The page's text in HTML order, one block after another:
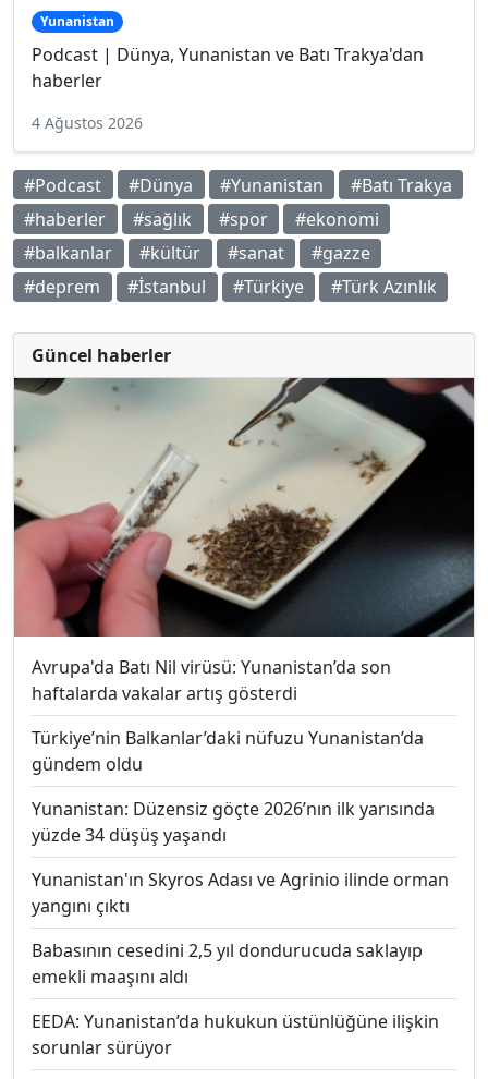
Yunanistan
Podcast | Dünya, Yunanistan ve Batı Trakya'dan
haberler
4 Ağustos 2026
#Podcast #Dünya #Yunanistan
#Batı Trakya
#haberler
#sağlık #spor
#ekonomi
#balkanlar
#kültür #sanat
#gazze
#deprem
#İstanbul #Türkiye #Türk Azınlık
Güncel haberler
Avrupa'da Batı Nil virüsü: Yunanistan’da son
haftalarda vakalar artış gösterdi
Türkiye’nin Balkanlar’daki nüfuzu Yunanistan’da
gündem oldu
Yunanistan: Düzensiz göçte 2026’nın ilk yarısında
yüzde 34 düşüş yaşandı
Yunanistan'ın Skyros Adası ve Agrinio ilinde orman
yangını çıktı
Babasının cesedini 2,5 yıl dondurucuda saklayıp
emekli maaşını aldı
EEDA: Yunanistan’da hukukun üstünlüğüne ilişkin
sorunlar sürüyor